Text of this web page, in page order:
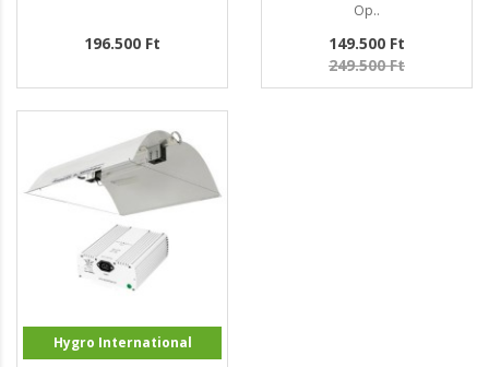
196.500 Ft
Op..
149.500 Ft
249.500 Ft
Hygro International